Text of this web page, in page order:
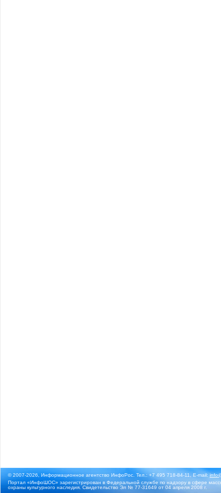
© 2007-2026, Информационное агентство ИнфоРос. Тел.: +7 495 718-84-11, E-mail:
Портал «ИнфоШОС» зарегистрирован в Федеральной службе по надзору в сфере
охраны культурного наследия. Свидетельство Эл № 77-31649 от 04 апреля 2008 г.